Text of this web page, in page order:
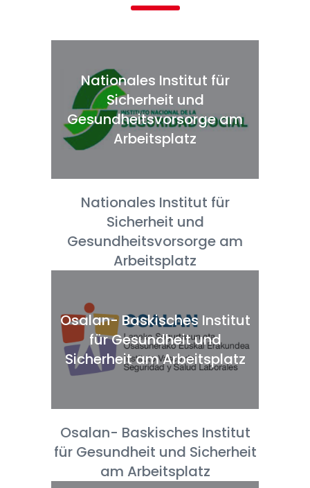
Nationales Institut für
Sicherheit und
Gesundheitsvorsorge am
Arbeitsplatz
Nationales Institut für
Sicherheit und
Gesundheitsvorsorge am
Arbeitsplatz
Osalan- Baskisches Institut
für Gesundheit und
Sicherheit am Arbeitsplatz
Osalan- Baskisches Institut
für Gesundheit und Sicherheit
am Arbeitsplatz